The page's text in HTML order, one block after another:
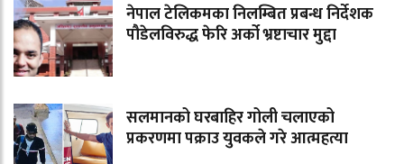
नेपाल टेलिकमका निलम्बित प्रबन्ध निर्देशक
पौडेलविरुद्ध फेरि अर्को भ्रष्टाचार मुद्दा
सलमानको घरबाहिर गोली चलाएको
प्रकरणमा पक्राउ युवकले गरे आत्महत्या